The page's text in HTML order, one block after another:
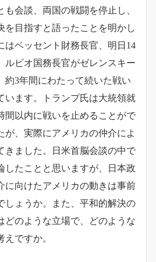
会談、両国の戦闘を停止し、
を目指すと語ったことを明かし
はベッセント財務長官、明日14
ルビオ国務長官がゼレンスキー
約3年間にわたって続いた戦い
います。トランプ氏は大統領就
間以内に戦いを止めることがで
が、実際にアメリカの仲介によ
きました。日米首脳会談の中で
したことと思いますが、
日本政
に向けたアメリカの動きは事前
しょうか。また、平和的解決の
どのような立場で、どのような
ですか。